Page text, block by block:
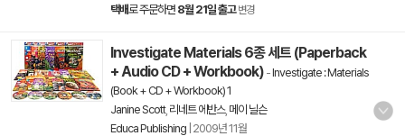
택배로 주문하면 8월 21일 출고 변경
Investigate Materials 6종 세트 (Paperback
+ Audio CD + Workbook) -Investigate : Materials
(Book + CD + Workbook) 1
Janine Scott, 리네트 에반스, 메이 닐슨
Educa Publishing 2009년 11월